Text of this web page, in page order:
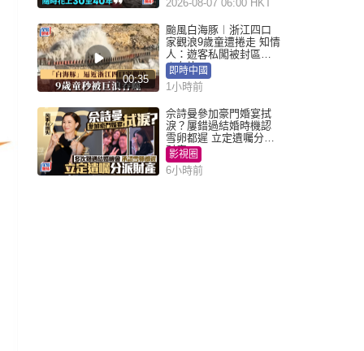
2026-08-07 06:00 HKT
00:35
颱風白海豚︱浙江四口
家觀浪9歲童遭捲走 知情
人：遊客私闖被封區域
︱有片
即時中國
1小時前
佘詩曼參加豪門婚宴拭
淚？屢錯過結婚時機認
雪卵都遲 立定遺囑分派
財產
影視圈
6小時前